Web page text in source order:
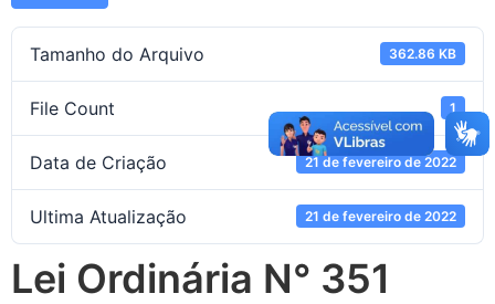
Tamanho do Arquivo 362.86 KB
File Count 1
Data de Criação 21 de fevereiro de 2022
Ultima Atualização 21 de fevereiro de 2022
Lei Ordinária N° 351